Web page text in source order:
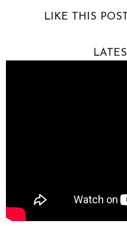
o
k
LIKE THIS